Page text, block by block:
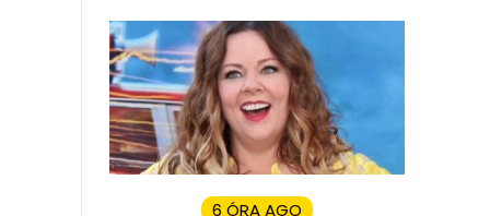
6 ÓRA AGO